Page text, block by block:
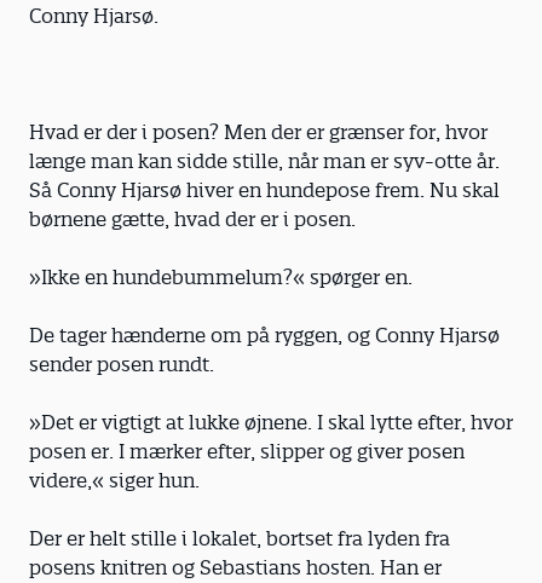
Conny Hjarsø.
Hvad er der i posen? Men der er grænser for, hvor
længe man kan sidde stille, når man er syv-otte år.
Så Conny Hjarsø hiver en hundepose frem. Nu skal
børnene gætte, hvad der er i posen.
»Ikke en hundebummelum?« spørger en.
De tager hænderne om på ryggen, og Conny Hjarsø
sender posen rundt.
»Det er vigtigt at lukke øjnene. I skal lytte efter, hvor
posen er. I mærker efter, slipper og giver posen
videre,« siger hun.
Der er helt stille i lokalet, bortset fra lyden fra
posens knitren og Sebastians hosten. Han er